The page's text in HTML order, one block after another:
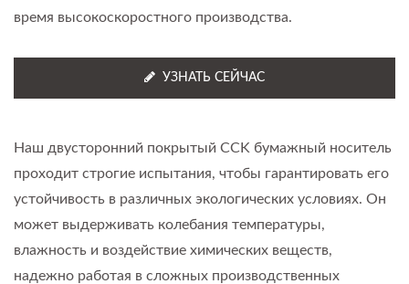
время высокоскоростного производства.
УЗНАТЬ СЕЙЧАС
Наш двусторонний покрытый CCK бумажный носитель
проходит строгие испытания, чтобы гарантировать его
устойчивость в различных экологических условиях. Он
может выдерживать колебания температуры,
влажность и воздействие химических веществ,
надежно работая в сложных производственных